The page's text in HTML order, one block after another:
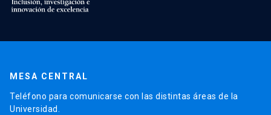
MESA CENTRAL
Teléfono para comunicarse con las distintas áreas de la
Universidad.